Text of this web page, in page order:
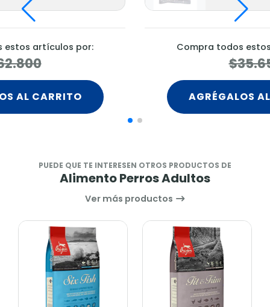
estos artículos por:
AL CARRITO
Compra todos
AGRÉGALOS
PUEDE QUE TE INTERESEN OTROS PRODUCTOS DE
Alimento Perros Adultos
Ver más productos